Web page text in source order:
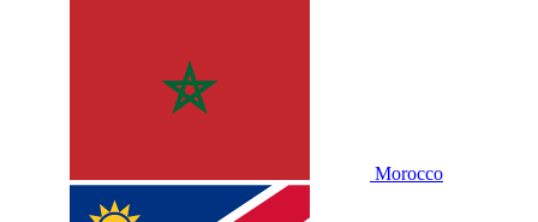
Morocco